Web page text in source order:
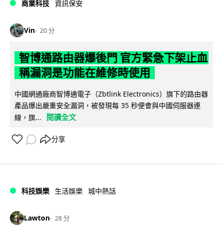
商業科技 資訊保安
Vin 20 分
智博通路由器爆後門 官方緊急下架止血
稱漏洞是功能在維修時使用
中國網通廠商智博通電子（Zbtlink Electronics）旗下的路由器
產品爆出嚴重安全漏洞，被發現每 35 秒便會與中國伺服器連
線，旗...
閱讀全文
分享
科技娛樂 生活娛樂 城中熱話
Lawton 28 分